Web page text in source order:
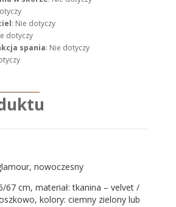
: Nie dotyczy
dotyczy
spania: Nie dotyczy
nowoczesny
67 cm, materiał: tkanina – velvet /
kolory: ciemny zielony lub